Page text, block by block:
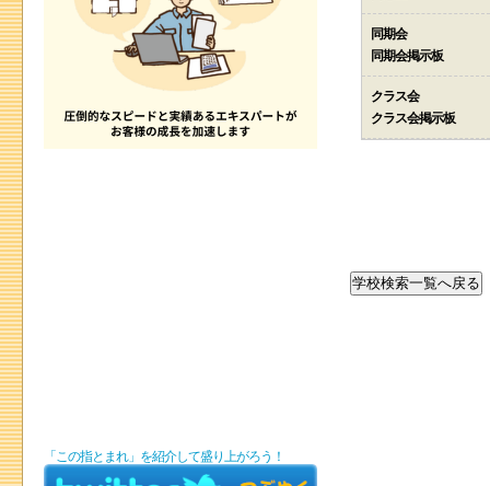
同期会
同期会掲示板
クラス会
クラス会掲示板
「この指とまれ」を紹介して盛り上がろう！